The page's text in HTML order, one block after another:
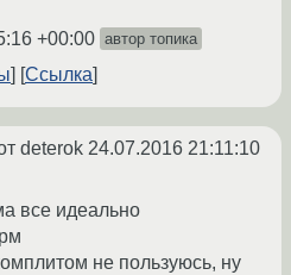
+00:00 автор топика
Ссылка
deterok 24.07.2016 21:11:10
все идеально
не пользуюсь, ну